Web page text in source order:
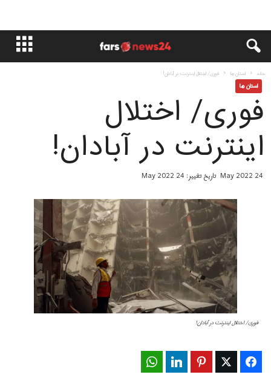
خانه استان ها فوری/ اختلال اینترنت در آبادان!
استان ها
فوری/ اختلال
اینترنت در آبادان!
24 May 2022 تاریخ تغییر: 24 May 2022
فوری/ اختلال اینترنت در آبادان!
Facebook
Twitter
Pinterest
LinkedIn